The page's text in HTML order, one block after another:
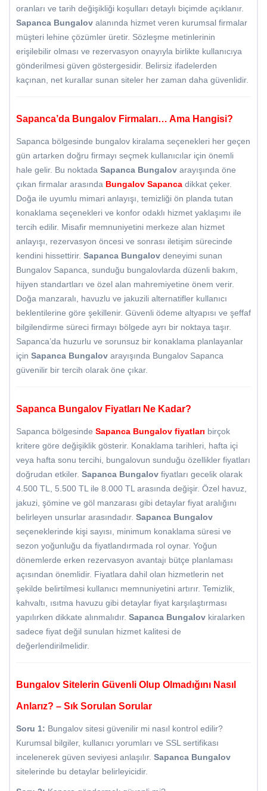
oranları ve tarih değişikliği koşulları detaylı biçimde açıklanır.
Sapanca Bungalov alanında hizmet veren kurumsal firmalar
müşteri lehine çözümler üretir. Sözleşme metinlerinin
erişilebilir olması ve rezervasyon onayıyla birlikte kullanıcıya
gönderilmesi güven göstergesidir. Belirsiz ifadelerden
kaçınan, net kurallar sunan siteler her zaman daha güvenlidir.
Sapanca’da Bungalov Firmaları… Ama Hangisi?
Sapanca bölgesinde bungalov kiralama seçenekleri her geçen
gün artarken doğru firmayı seçmek kullanıcılar için önemli
hale gelir. Bu noktada Sapanca Bungalov arayışında öne
çıkan firmalar arasında Bungalov Sapanca dikkat çeker.
Doğa ile uyumlu mimari anlayışı, temizliği ön planda tutan
konaklama seçenekleri ve konfor odaklı hizmet yaklaşımı ile
tercih edilir. Misafir memnuniyetini merkeze alan hizmet
anlayışı, rezervasyon öncesi ve sonrası iletişim sürecinde
kendini hissettirir. Sapanca Bungalov deneyimi sunan
Bungalov Sapanca, sunduğu bungalovlarda düzenli bakım,
hijyen standartları ve özel alan mahremiyetine önem verir.
Doğa manzaralı, havuzlu ve jakuzili alternatifler kullanıcı
beklentilerine göre şekillenir. Güvenli ödeme altyapısı ve şeffaf
bilgilendirme süreci firmayı bölgede ayrı bir noktaya taşır.
Sapanca’da huzurlu ve sorunsuz bir konaklama planlayanlar
için Sapanca Bungalov arayışında Bungalov Sapanca
güvenilir bir tercih olarak öne çıkar.
Sapanca Bungalov Fiyatları Ne Kadar?
Sapanca bölgesinde Sapanca Bungalov fiyatları birçok
kritere göre değişiklik gösterir. Konaklama tarihleri, hafta içi
veya hafta sonu tercihi, bungalovun sunduğu özellikler fiyatları
doğrudan etkiler. Sapanca Bungalov fiyatları gecelik olarak
4.500 TL, 5.500 TL ile 8.000 TL arasında değişir. Özel havuz,
jakuzi, şömine ve göl manzarası gibi detaylar fiyat aralığını
belirleyen unsurlar arasındadır. Sapanca Bungalov
seçeneklerinde kişi sayısı, minimum konaklama süresi ve
sezon yoğunluğu da fiyatlandırmada rol oynar. Yoğun
dönemlerde erken rezervasyon avantajı bütçe planlaması
açısından önemlidir. Fiyatlara dahil olan hizmetlerin net
şekilde belirtilmesi kullanıcı memnuniyetini artırır. Temizlik,
kahvaltı, ısıtma havuzu gibi detaylar fiyat karşılaştırması
yapılırken dikkate alınmalıdır. Sapanca Bungalov kiralarken
sadece fiyat değil sunulan hizmet kalitesi de
değerlendirilmelidir.
Bungalov Sitelerin Güvenli Olup Olmadığını Nasıl
Anlarız? – Sık Sorulan Sorular
Soru 1: Bungalov sitesi güvenilir mi nasıl kontrol edilir?
Kurumsal bilgiler, kullanıcı yorumları ve SSL sertifikası
incelenerek güven seviyesi anlaşılır. Sapanca Bungalov
sitelerinde bu detaylar belirleyicidir.